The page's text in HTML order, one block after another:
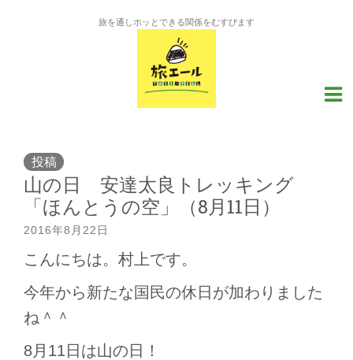
旅を通しホッとできる関係をむすびます
投稿
山の日 安達太良トレッキング
「ほんとうの空」（8月11日）
2016年8月22日
こんにちは。村上です。
今年から新たな国民の休日が加わりました
ね＾＾
8月11日は山の日！